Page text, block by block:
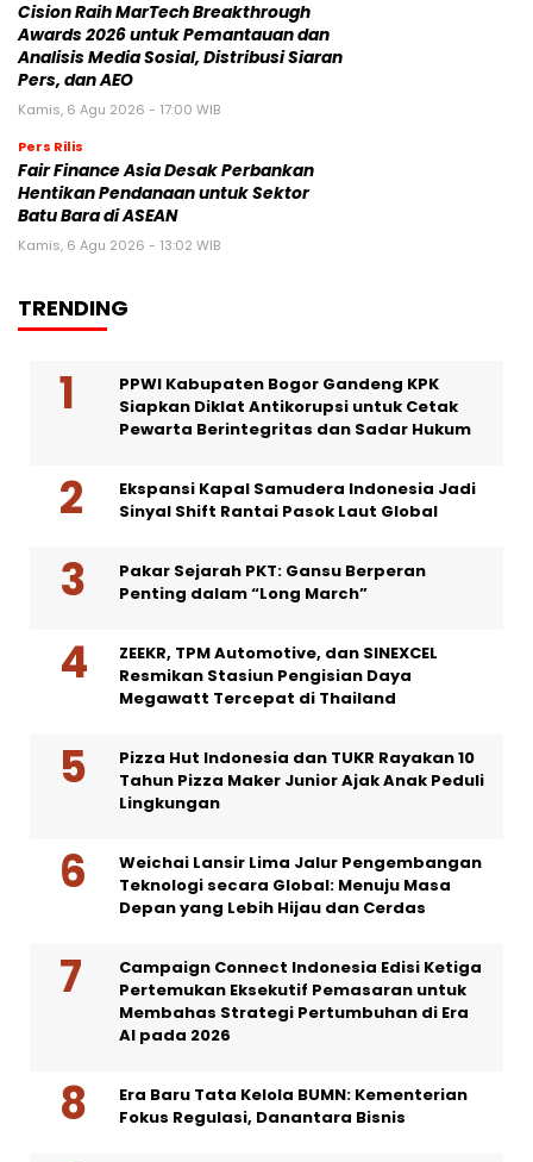
Cision Raih MarTech Breakthrough
Awards 2026 untuk Pemantauan dan
Analisis Media Sosial, Distribusi Siaran
Pers, dan AEO
Kamis, 6 Agu 2026 - 17:00 WIB
Pers Rilis
Fair Finance Asia Desak Perbankan
Hentikan Pendanaan untuk Sektor
Batu Bara di ASEAN
Kamis, 6 Agu 2026 - 13:02 WIB
TRENDING
PPWI Kabupaten Bogor Gandeng KPK
Siapkan Diklat Antikorupsi untuk Cetak
Pewarta Berintegritas dan Sadar Hukum
Ekspansi Kapal Samudera Indonesia Jadi
Sinyal Shift Rantai Pasok Laut Global
Pakar Sejarah PKT: Gansu Berperan
Penting dalam “Long March”
ZEEKR, TPM Automotive, dan SINEXCEL
Resmikan Stasiun Pengisian Daya
Megawatt Tercepat di Thailand
Pizza Hut Indonesia dan TUKR Rayakan 10
Tahun Pizza Maker Junior Ajak Anak Peduli
Lingkungan
Weichai Lansir Lima Jalur Pengembangan
Teknologi secara Global: Menuju Masa
Depan yang Lebih Hijau dan Cerdas
Campaign Connect Indonesia Edisi Ketiga
Pertemukan Eksekutif Pemasaran untuk
Membahas Strategi Pertumbuhan di Era
AI pada 2026
Era Baru Tata Kelola BUMN: Kementerian
Fokus Regulasi, Danantara Bisnis